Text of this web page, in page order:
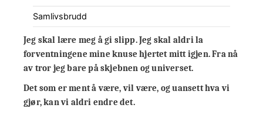
Samlivsbrudd
Jeg skal lære meg å gi slipp. Jeg skal aldri la
forventningene mine knuse hjertet mitt igjen. Fra nå
av tror jeg bare på skjebnen og universet.
Det som er ment å være, vil være, og uansett hva vi
gjør, kan vi aldri endre det.